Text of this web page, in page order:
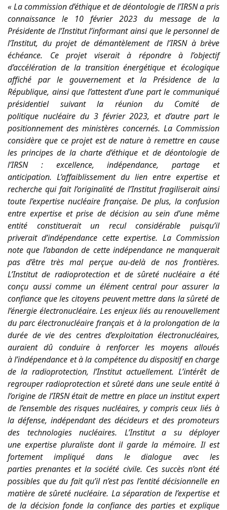
« La commission d’éthique et de déontologie de l’IRSN a pris
connaissance le 10 février 2023 du message de la
Présidente de l’Institut l’informant ainsi que le personnel de
l’Institut, du projet de démantèlement de l’IRSN à brève
échéance. Ce projet viserait à répondre à l’objectif
d’accélération de la transition énergétique et écologique
affiché par le gouvernement et la Présidence de la
République, ainsi que l’attestent d’une part le communiqué
présidentiel suivant la réunion du Comité de
politique nucléaire du 3 février 2023, et d’autre part le
positionnement des ministères concernés. La Commission
considère que ce projet est de nature à remettre en cause
les principes de la charte d’éthique et de déontologie de
l’IRSN : excellence, indépendance, partage et
anticipation. L’affaiblissement du lien entre expertise et
recherche qui fait l’originalité de l’Institut fragiliserait ainsi
toute l’expertise nucléaire française. De plus, la confusion
entre expertise et prise de décision au sein d’une même
entité constituerait un recul considérable puisqu’il
priverait d’indépendance cette expertise. La Commission
note que l’abandon de cette indépendance ne manquerait
pas d’être très mal perçue au-delà de nos frontières.
L’Institut de radioprotection et de sûreté nucléaire a été
conçu aussi comme un élément central pour assurer la
confiance que les citoyens peuvent mettre dans la sûreté de
l’énergie électronucléaire. Les enjeux liés au renouvellement
du parc électronucléaire français et à la prolongation de la
durée de vie des centres d’exploitation électronucléaires,
auraient dû conduire à renforcer les moyens alloués
à l’indépendance et à la compétence du dispositif en charge
de la radioprotection, l’Institut actuellement. L’intérêt de
regrouper radioprotection et sûreté dans une seule entité à
l’origine de l’IRSN était de mettre en place un institut expert
de l’ensemble des risques nucléaires, y compris ceux liés à
la défense, indépendant des décideurs et des promoteurs
des technologies nucléaires. L’Institut a su déployer
une expertise pluraliste dont il garde la mémoire. Il est
fortement impliqué dans le dialogue avec les
parties prenantes et la société civile. Ces succès n’ont été
possibles que du fait qu’il n’est pas l’entité décisionnelle en
matière de sûreté nucléaire. La séparation de l’expertise et
de la décision fonde la confiance des parties et explique